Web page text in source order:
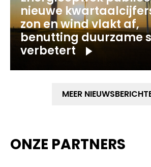
nieuwe
zon en wind vlakt af,
benutting duurzame
verbetert
MEER
ONZE PARTNERS